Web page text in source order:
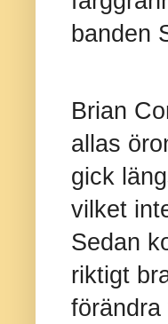
banden
Brian
allas
gick
vilket
Sedan
riktigt